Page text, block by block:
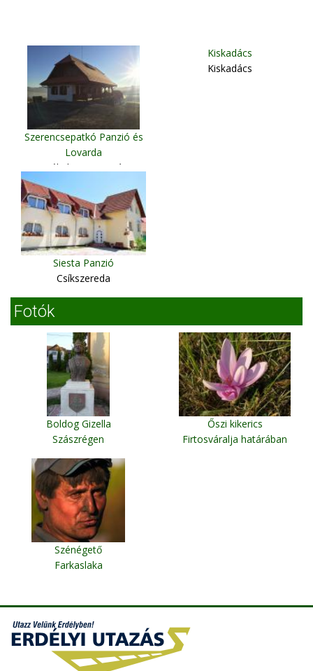
Szerencsepatkó Panzió és
Lovarda
Székelyszenttamás
Kiskadács
Kiskadács
Siesta Panzió
Csíkszereda
Fotók
Boldog Gizella
Szászrégen
Őszi kikerics
Firtosváralja határában
Szénégető
Farkaslaka